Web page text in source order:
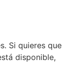
Si quieres que
disponible,